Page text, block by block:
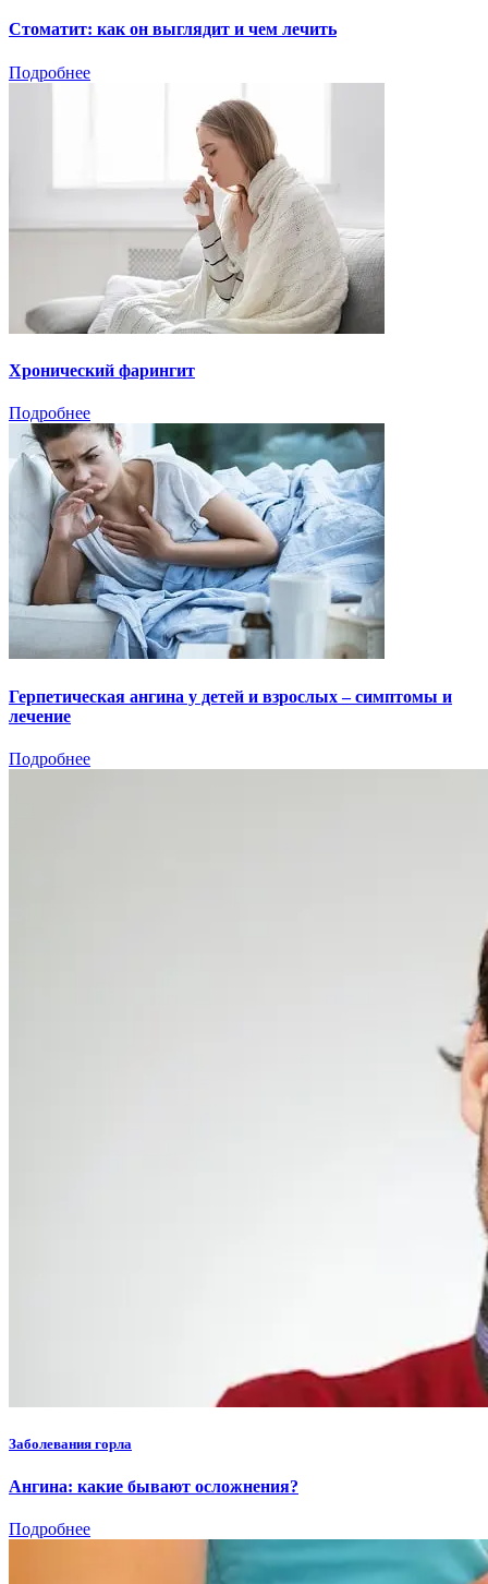
Стоматит: как он выглядит и чем лечить
Подробнее
Хронический фарингит
Подробнее
Герпетическая ангина у детей и взрослых – симптомы и
лечение
Подробнее
Заболевания горла
Ангина: какие бывают осложнения?
Подробнее